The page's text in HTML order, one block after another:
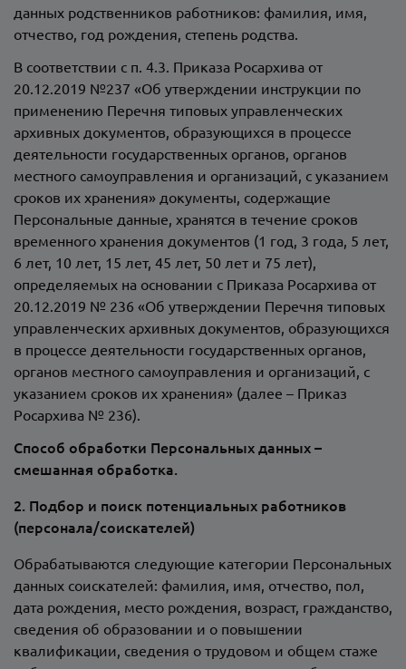
данных родственников работников: фамилия, имя,
отчество, год рождения, степень родства.
В соответствии с п. 4.3. Приказа Росархива от
20.12.2019 №237 «Об утверждении инструкции по
применению Перечня типовых управленческих
архивных документов, образующихся в процессе
деятельности государственных органов, органов
местного самоуправления и организаций, с указанием
сроков их хранения» документы, содержащие
Персональные данные, хранятся в течение сроков
временного хранения документов (1 год, 3 года, 5 лет,
6 лет, 10 лет, 15 лет, 45 лет, 50 лет и 75 лет),
определяемых на основании с Приказа Росархива от
20.12.2019 № 236 «Об утверждении Перечня типовых
управленческих архивных документов, образующихся
в процессе деятельности государственных органов,
органов местного самоуправления и организаций, с
указанием сроков их хранения» (далее – Приказ
Росархива № 236).
Способ обработки Персональных данных –
смешанная обработка.
2. Подбор и поиск потенциальных работников
(персонала/соискателей)
Обрабатываются следующие категории Персональных
данных соискателей: фамилия, имя, отчество, пол,
дата рождения, место рождения, возраст, гражданство,
сведения об образовании и о повышении
квалификации, сведения о трудовом и общем стаже